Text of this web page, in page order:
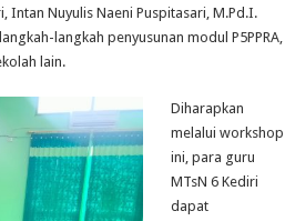
Nuyulis Naeni Puspitasari, M.Pd.I.
langkah penyusunan modul P5PPRA,
lain.
Diharapkan
melalui workshop
ini, para guru
MTsN 6 Kediri
dapat